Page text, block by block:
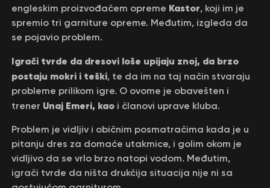
engleskim proizvođačem opreme Kastor, koji im je
spremio tri garniture opreme. Međutim, izgleda da
se pojavio problem.
Igrači tvrde da dresovi loše upijaju znoj, da brzo
postaju mokri i teški, te da im na taj način stvaraju
probleme prilikom igre. O ovome je obavešten i
trener Unaj Emeri, kao i članovi uprave kluba.
Problem je vidljiv i običnim posmatračima kada je u
pitanju dres za domaće utakmice, i golim okom je
vidljivo da se vrlo brzo natopi vodom. Međutim,
igrači tvrde da ništa drukčija situacija nije ni sa